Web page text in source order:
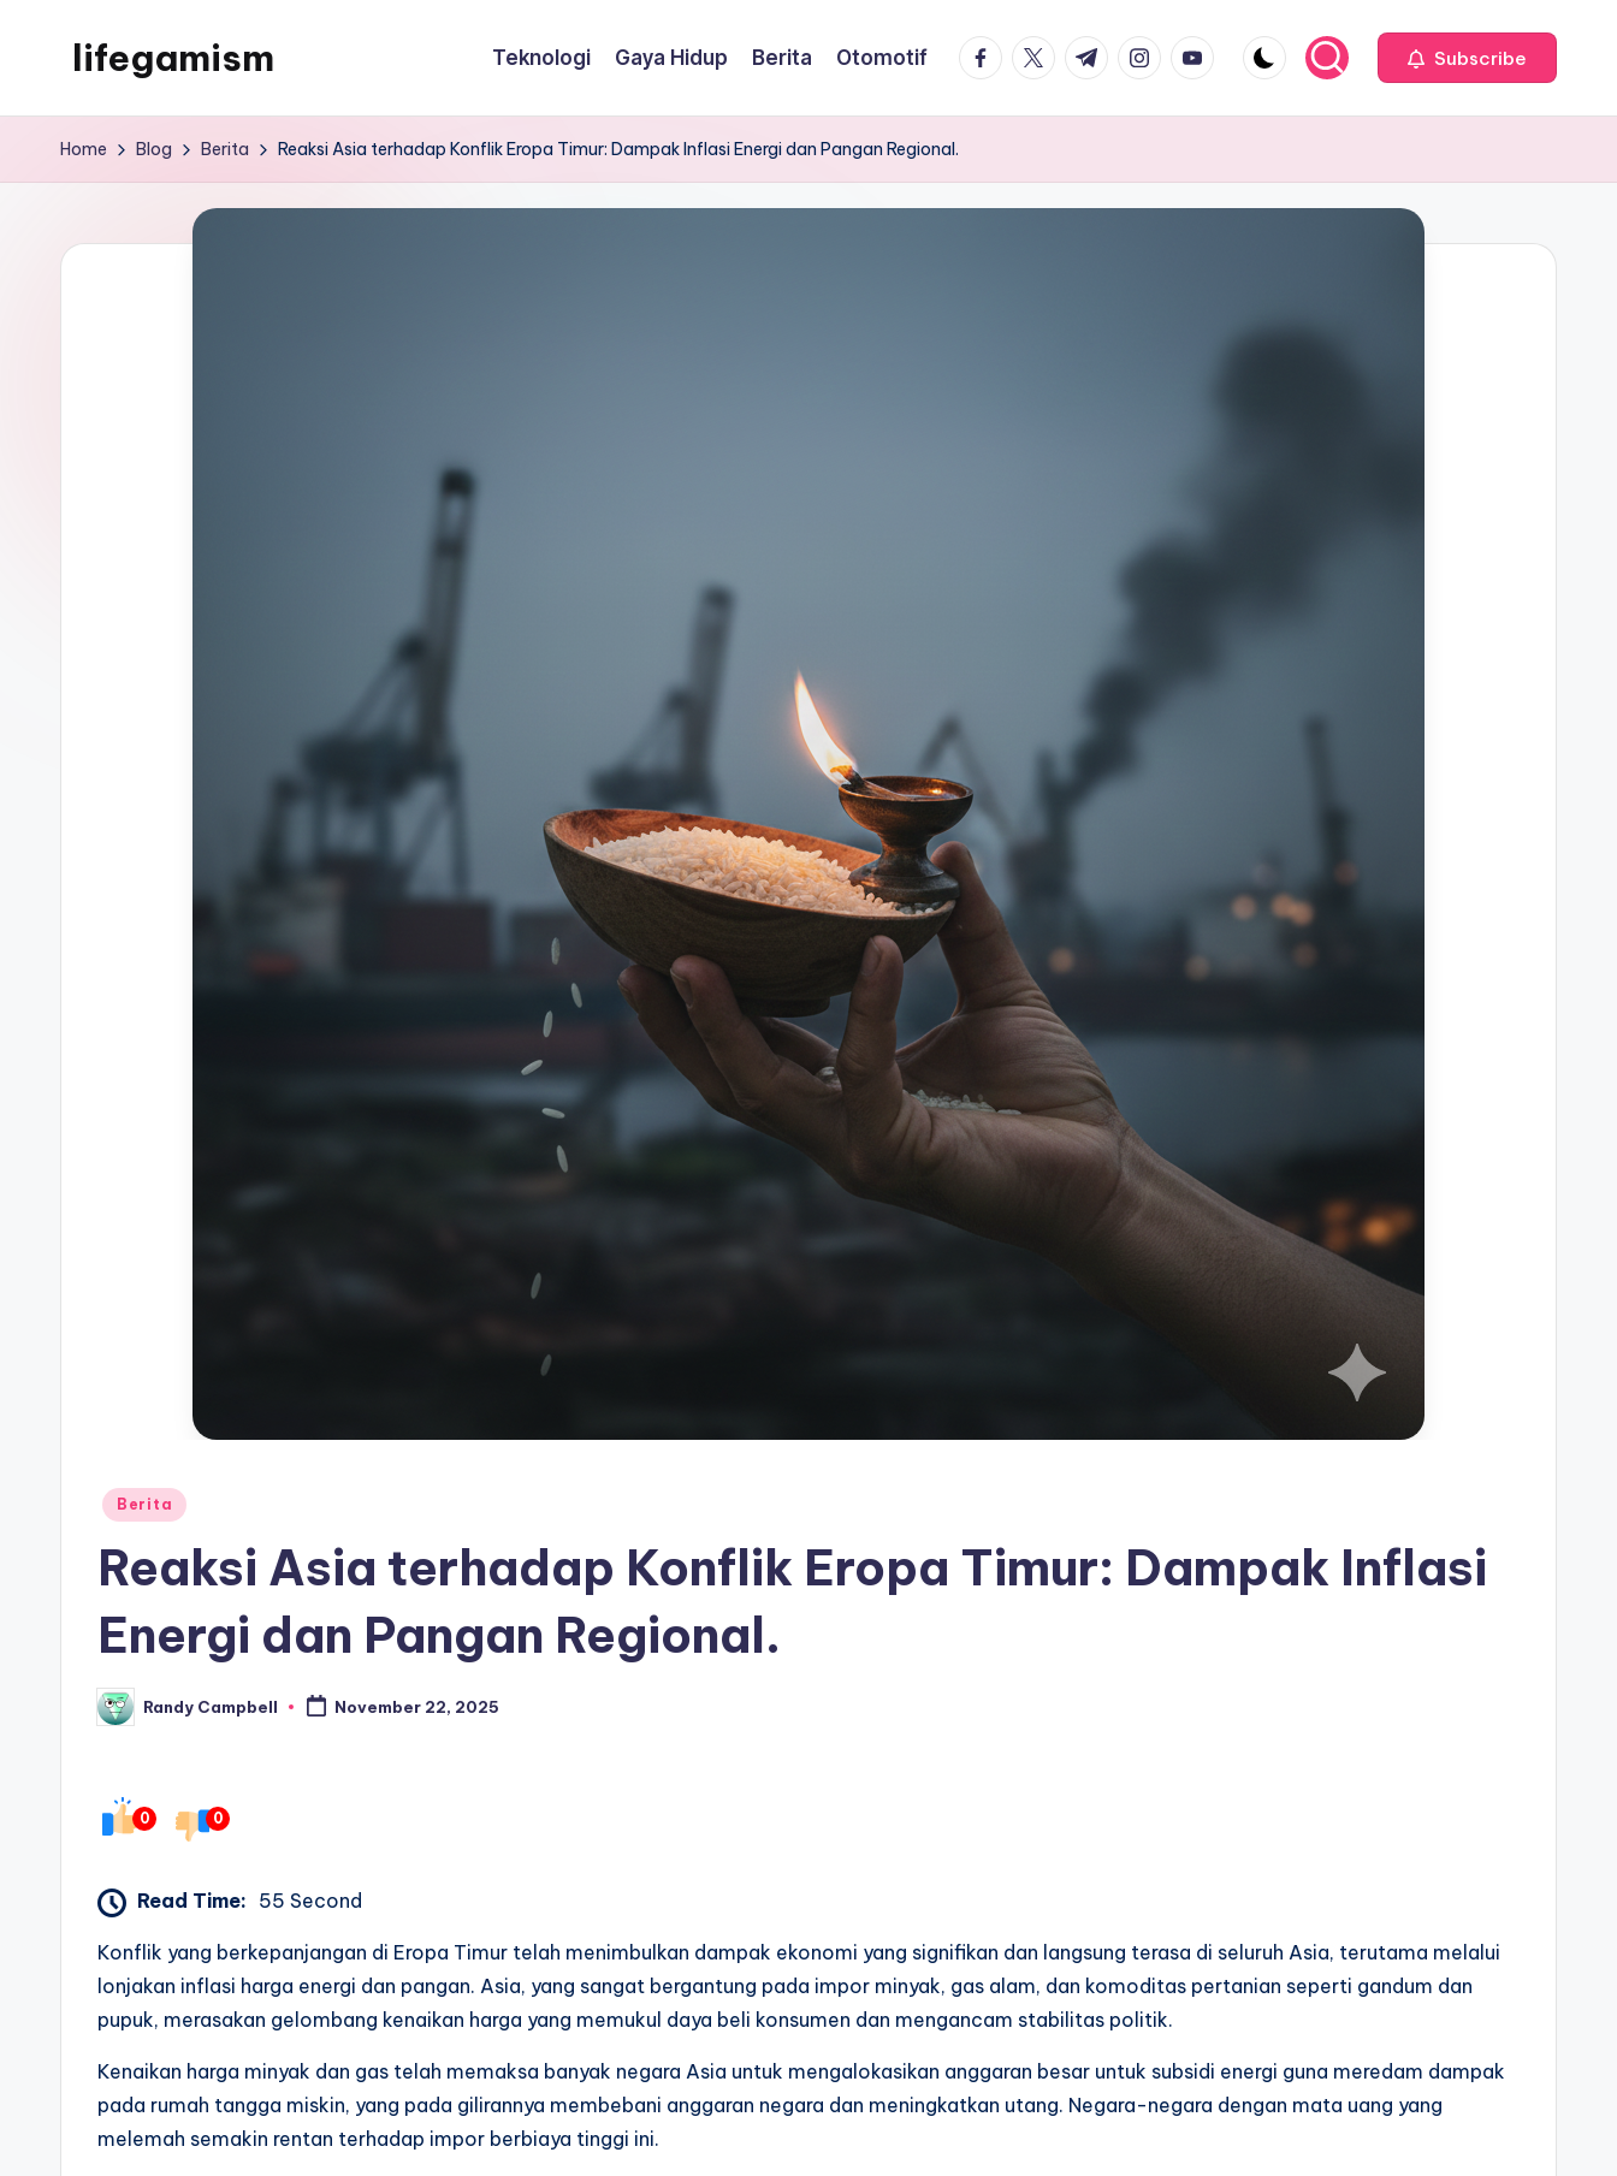
lifegamism Teknologi Gaya Hidup Berita Otomotif facebook.com
twitter.com
t.me instagram.com
youtube.com Subscribe
Home Blog Berita Reaksi Asia terhadap Konflik Eropa Timur: Dampak Inflasi Energi dan Pangan Regional.
Posted
Berita
Reaksi Asia terhadap Konflik Eropa Timur: Dampak Inflasi
Energi dan Pangan Regional.
Posted
by
Randy Campbell November 22, 2025
0 0
Read Time: 55 Second
Konflik yang berkepanjangan di Eropa Timur telah menimbulkan dampak ekonomi yang signifikan dan langsung terasa di seluruh Asia, terutama melalui
lonjakan inflasi harga energi dan pangan. Asia, yang sangat bergantung pada impor minyak, gas alam, dan komoditas pertanian seperti gandum dan
pupuk, merasakan gelombang kenaikan harga yang memukul daya beli konsumen dan mengancam stabilitas politik.
Kenaikan harga minyak dan gas telah memaksa banyak negara Asia untuk mengalokasikan anggaran besar untuk subsidi energi guna meredam dampak
pada rumah tangga miskin, yang pada gilirannya membebani anggaran negara dan meningkatkan utang. Negara-negara dengan mata uang yang
melemah semakin rentan terhadap impor berbiaya tinggi ini.